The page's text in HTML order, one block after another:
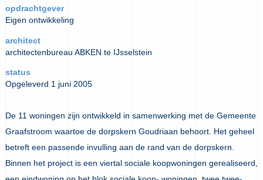
opdrachtgever
Eigen ontwikkeling
architect
architectenbureau ABKEN te IJsselstein
status
Opgeleverd 1 juni 2005
De 11 woningen zijn ontwikkeld in samenwerking met de Gemeente
Graafstroom waartoe de dorpskern Goudriaan behoort. Het geheel
betreft een passende invulling aan de rand van de dorpskern.
Binnen het project is een viertal sociale koopwoningen gerealiseerd,